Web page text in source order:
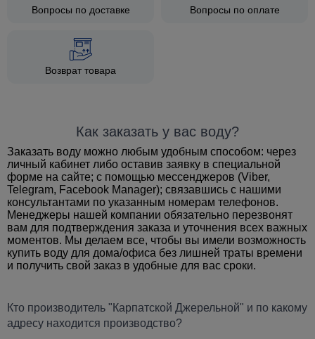
Вопросы по доставке Вопросы по оплате
Возврат товара
Кто производитель "Карпатской Джерельной" и по какому
адресу находится производство?
Как заказать у вас воду?
Заказать воду можно любым удобным способом: через
личный кабинет либо оставив заявку в специальной
форме на сайте; с помощью мессенджеров (Viber,
Telegram, Facebook Manager); связавшись с нашими
консультантами по указанным номерам телефонов.
Менеджеры нашей компании обязательно перезвонят
вам для подтверждения заказа и уточнения всех важных
моментов. Мы делаем все, чтобы вы имели возможность
купить воду для дома/офиса без лишней траты времени
и получить свой заказ в удобные для вас сроки.